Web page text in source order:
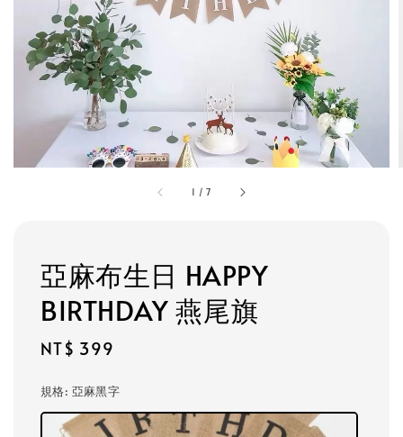
1 /7
亞麻布生日 HAPPY
BIRTHDAY 燕尾旗
Regular
NT$ 399
規格: 亞麻黑字